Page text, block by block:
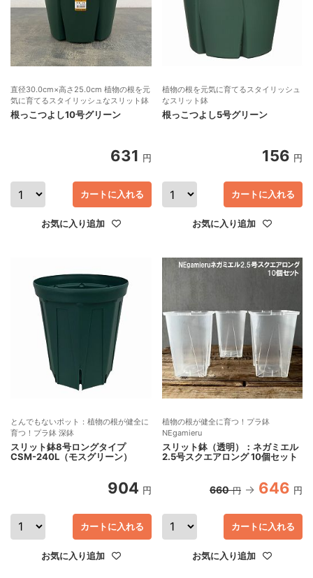
直径30.0cm×高さ25.0cm 植物の根を元
気に育てるスタイリッシュなスリット鉢
根っこつよし10号グリーン
631 円
カートに入れる
お気に入り追加
植物の根を元気に育てるスタイリッシュ
なスリット鉢
根っこつよし5号グリーン
156 円
カートに入れる
お気に入り追加
とんでもないポット：植物の根が健全に
育つ！プラ鉢 深鉢
スリット鉢8号ロングタイプ
CSM-240L（モスグリーン）
904 円
カートに入れる
お気に入り追加
植物の根が健全に育つ！プラ鉢
NEgamieru
スリット鉢（透明）：ネガミエル
2.5号スクエアロング 10個セット
660 円 646 円
カートに入れる
お気に入り追加